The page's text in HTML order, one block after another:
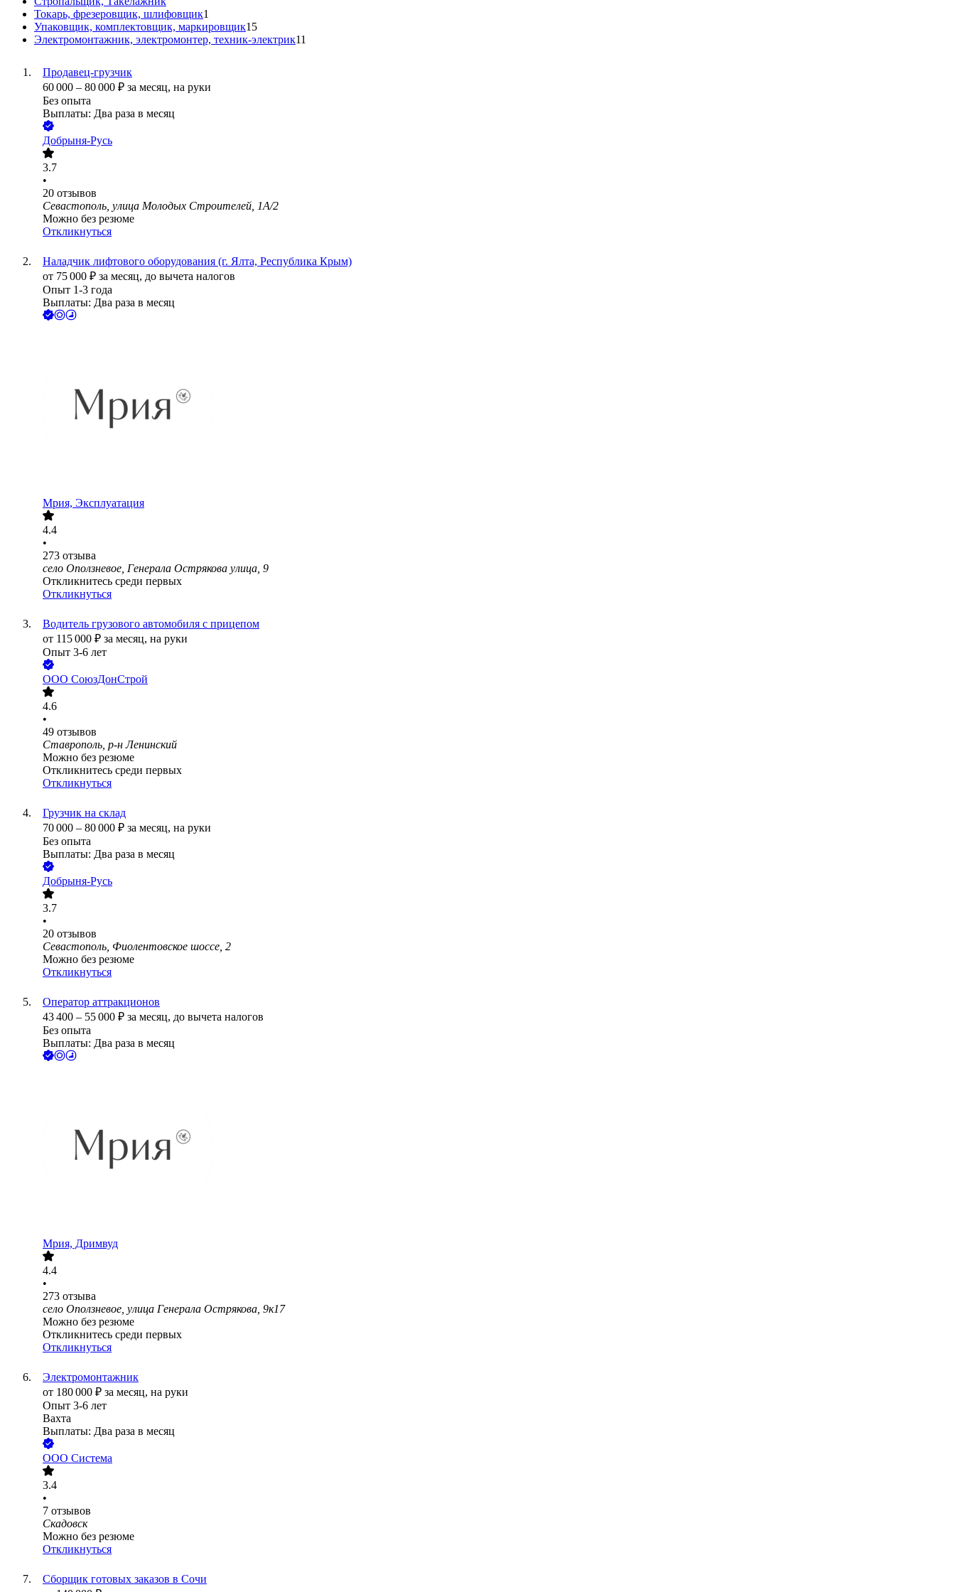
Токарь, фрезеровщик, шлифовщик1
Упаковщик, комплектовщик, маркировщик15
Электромонтажник, электромонтер, техник-электрик11
Продавец-грузчик
60 000 – 80 000 ₽ за месяц, на руки
Без опыта
Выплаты: Два раза в месяц
Добрыня-Русь
3.7
•
20 отзывов
Севастополь, улица Молодых Строителей, 1А/2
Можно без резюме
Откликнуться
Наладчик лифтового оборудования (г. Ялта, Республика Крым)
от 75 000 ₽ за месяц, до вычета налогов
Опыт 1-3 года
Выплаты: Два раза в месяц
Мрия, Эксплуатация
4.4
•
273 отзыва
село Оползневое, Генерала Острякова улица, 9
Откликнитесь среди первых
Откликнуться
Водитель грузового автомобиля с прицепом
от 115 000 ₽ за месяц, на руки
Опыт 3-6 лет
ООО СоюзДонСтрой
4.6
•
49 отзывов
Ставрополь, р-н Ленинский
Можно без резюме
Откликнитесь среди первых
Откликнуться
Грузчик на склад
70 000 – 80 000 ₽ за месяц, на руки
Без опыта
Выплаты: Два раза в месяц
Добрыня-Русь
3.7
•
20 отзывов
Севастополь, Фиолентовское шоссе, 2
Можно без резюме
Откликнуться
Оператор аттракционов
43 400 – 55 000 ₽ за месяц, до вычета налогов
Без опыта
Выплаты: Два раза в месяц
Мрия, Дримвуд
4.4
•
273 отзыва
село Оползневое, улица Генерала Острякова, 9к17
Можно без резюме
Откликнитесь среди первых
Откликнуться
Электромонтажник
от 180 000 ₽ за месяц, на руки
Опыт 3-6 лет
Вахта
Выплаты: Два раза в месяц
ООО Система
3.4
•
7 отзывов
Скадовск
Можно без резюме
Откликнуться
Сборщик готовых заказов в Сочи